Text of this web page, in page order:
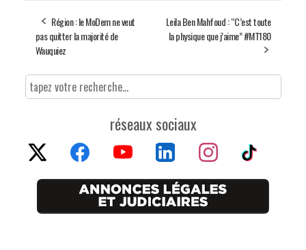
Région : le MoDem ne veut
pas quitter la majorité de
Wauquiez
Leila Ben Mahfoud : “C’est toute
la physique que j’aime” #MT180
réseaux sociaux